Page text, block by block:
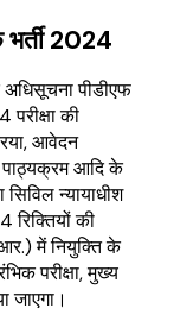
भर्ती 2024
पीडीएफ
परीक्षा की
आवेदन
पाठ्यक्रम आदि के
सिविल न्यायाधीश
की
में नियुक्ति के
परीक्षा, मुख्य
जाएगा।